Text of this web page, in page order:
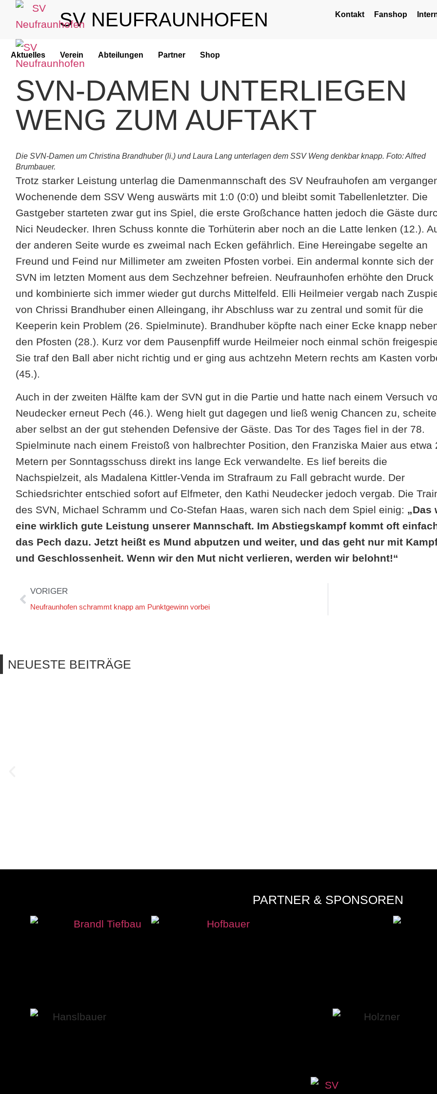
SV NEUFRAUNHOFEN Kontakt Fanshop
Aktuelles Verein Abteilungen Partner Shop
SVN-DAMEN UNTERLIEGEN
WENG ZUM AUFTAKT
Die SVN-Damen um Christina Brandhuber (li.) und Laura Lang unterlagen dem SSV Weng denkbar knapp. Foto: Alfred
Brumbauer.
Trotz starker Leistung unterlag die Damenmannschaft des SV Neufrauhofen am
Wochenende dem SSV Weng auswärts mit 1:0 (0:0) und bleibt somit Tabellenletzter. Die
Gastgeber starteten zwar gut ins Spiel, die erste Großchance hatten jedoch die Gäste
Nici Neudecker. Ihren Schuss konnte die Torhüterin aber noch an die Latte lenken (12.).
der anderen Seite wurde es zweimal nach Ecken gefährlich. Eine Hereingabe segelte an
Freund und Feind nur Millimeter am zweiten Pfosten vorbei. Ein andermal konnte sich der
SVN im letzten Moment aus dem Sechzehner befreien. Neufraunhofen erhöhte den Druck
und kombinierte sich immer wieder gut durchs Mittelfeld. Elli Heilmeier vergab nach
von Chrissi Brandhuber einen Alleingang, ihr Abschluss war zu zentral und somit für die
Keeperin kein Problem (26. Spielminute). Brandhuber köpfte nach einer Ecke knapp
den Pfosten (28.). Kurz vor dem Pausenpfiff wurde Heilmeier noch einmal schön
Sie traf den Ball aber nicht richtig und er ging aus achtzehn Metern rechts am Kasten
(45.).
Auch in der zweiten Hälfte kam der SVN gut in die Partie und hatte nach einem Versuch
Neudecker erneut Pech (46.). Weng hielt gut dagegen und ließ wenig Chancen zu,
aber selbst an der gut stehenden Defensive der Gäste. Das Tor des Tages fiel in der 78.
Spielminute nach einem Freistoß von halbrechter Position, den Franziska Maier aus etwa
Metern per Sonntagsschuss direkt ins lange Eck verwandelte. Es lief bereits die
Nachspielzeit, als Madalena Kittler-Venda im Strafraum zu Fall gebracht wurde. Der
Schiedsrichter entschied sofort auf Elfmeter, den Kathi Neudecker jedoch vergab. Die
des SVN, Michael Schramm und Co-Stefan Haas, waren sich nach dem Spiel einig: „Das
eine wirklich gute Leistung unserer Mannschaft. Im Abstiegskampf kommt oft
das Pech dazu. Jetzt heißt es Mund abputzen und weiter, und das geht nur mit
und Geschlossenheit. Wenn wir den Mut nicht verlieren, werden wir belohnt!“
VORIGER
Neufraunhofen schrammt knapp am Punktgewinn vorbei
NEUESTE BEITRÄGE
PARTNER & SPONSOREN